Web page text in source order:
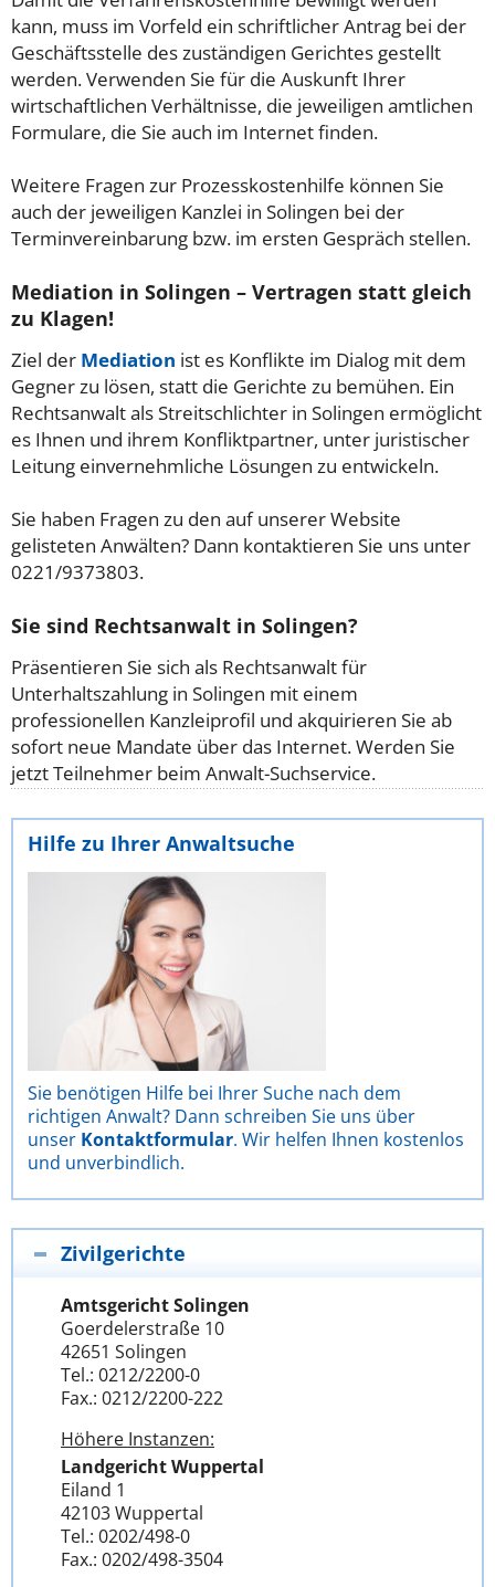
kann, muss im Vorfeld ein schriftlicher Antrag bei der
Geschäftsstelle des zuständigen Gerichtes gestellt
werden. Verwenden Sie für die Auskunft Ihrer
wirtschaftlichen Verhältnisse, die jeweiligen amtlichen
Formulare, die Sie auch im Internet finden.
Weitere Fragen zur Prozesskostenhilfe können Sie
auch der jeweiligen Kanzlei in Solingen bei der
Terminvereinbarung bzw. im ersten Gespräch stellen.
Mediation in Solingen – Vertragen statt gleich
zu Klagen!
Ziel der Mediation ist es Konflikte im Dialog mit dem
Gegner zu lösen, statt die Gerichte zu bemühen. Ein
Rechtsanwalt als Streitschlichter in Solingen ermöglicht
es Ihnen und ihrem Konfliktpartner, unter juristischer
Leitung einvernehmliche Lösungen zu entwickeln.
Sie haben Fragen zu den auf unserer Website
gelisteten Anwälten? Dann kontaktieren Sie uns unter
0221/9373803.
Sie sind Rechtsanwalt in Solingen?
Präsentieren Sie sich als Rechtsanwalt für
Unterhaltszahlung in Solingen mit einem
professionellen Kanzleiprofil und akquirieren Sie ab
sofort neue Mandate über das Internet. Werden Sie
jetzt Teilnehmer beim Anwalt-Suchservice.
Hilfe zu Ihrer Anwaltsuche
Sie benötigen Hilfe bei Ihrer Suche nach dem
richtigen Anwalt? Dann schreiben Sie uns über
unser Kontaktformular. Wir helfen Ihnen kostenlos
und unverbindlich.
Zivilgerichte
Amtsgericht Solingen
Goerdelerstraße 10
42651 Solingen
Tel.: 0212/2200-0
Fax.: 0212/2200-222
Höhere Instanzen:
Landgericht Wuppertal
Eiland 1
42103 Wuppertal
Tel.: 0202/498-0
Fax.: 0202/498-3504